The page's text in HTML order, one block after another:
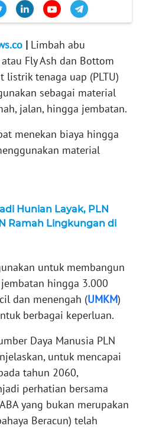
| Limbah abu
Fly Ash dan Bottom
listrik tenaga uap (PLTU)
sebagai material
jalan, hingga jembatan.
menekan biaya hingga
material
Hunian Layak, PLN
Ramah Lingkungan di
untuk membangun
hingga 3.000
dan menengah (UMKM)
berbagai keperluan.
Daya Manusia PLN
untuk mencapai
tahun 2060,
perhatian bersama
yang bukan merupakan
Beracun) telah